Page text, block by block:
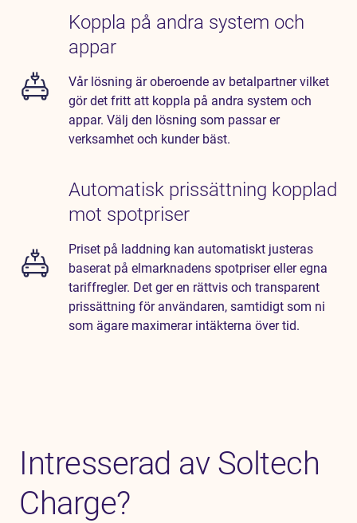
Koppla på andra system och
appar
Vår lösning är oberoende av betalpartner vilket
gör det fritt att koppla på andra system och
appar. Välj den lösning som passar er
verksamhet och kunder bäst.
Automatisk prissättning kopplad
mot spotpriser
Priset på laddning kan automatiskt justeras
baserat på elmarknadens spotpriser eller egna
tariffregler. Det ger en rättvis och transparent
prissättning för användaren, samtidigt som ni
som ägare maximerar intäkterna över tid.
Intresserad av Soltech
Charge?